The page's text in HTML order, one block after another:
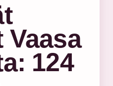
124